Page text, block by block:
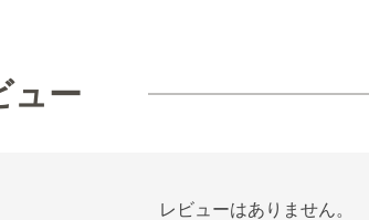
ュー
レビューはありません。